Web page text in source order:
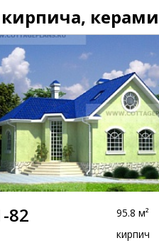
82
95.8 м²
кирпич